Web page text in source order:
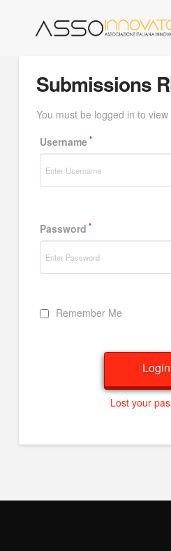
Submissions
You must be logged in to
Username *
Password *
Remember Me
Lost your